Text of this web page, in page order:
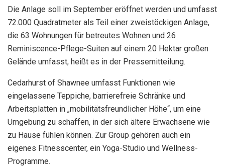
Die Anlage soll im September eröffnet werden und umfasst
72.000 Quadratmeter als Teil einer zweistöckigen Anlage,
die 63 Wohnungen für betreutes Wohnen und 26
Reminiscence-Pflege-Suiten auf einem 20 Hektar großen
Gelände umfasst, heißt es in der Pressemitteilung.
Cedarhurst of Shawnee umfasst Funktionen wie
eingelassene Teppiche, barrierefreie Schränke und
Arbeitsplatten in „mobilitätsfreundlicher Höhe“, um eine
Umgebung zu schaffen, in der sich ältere Erwachsene wie
zu Hause fühlen können. Zur Group gehören auch ein
eigenes Fitnesscenter, ein Yoga-Studio und Wellness-
Programme.